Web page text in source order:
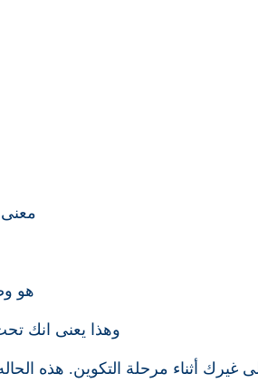
هو
وهذا يعنى انك
أثناء مرحلة التكوين. هذه